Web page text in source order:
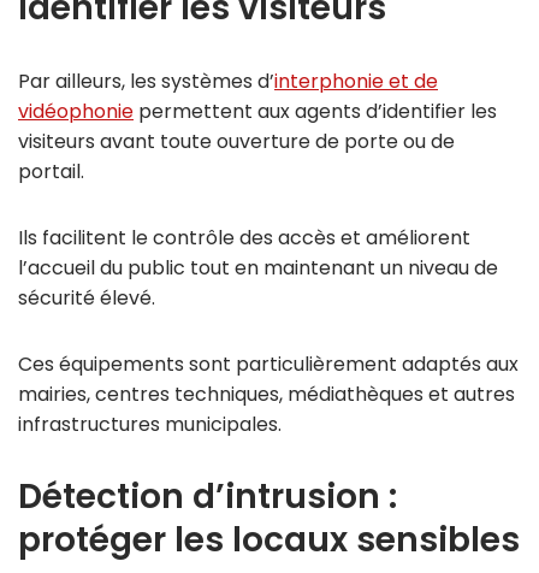
Par ailleurs, les systèmes d’interphonie et de
vidéophonie permettent aux agents d’identifier les
visiteurs avant toute ouverture de porte ou de
portail.
Ils facilitent le contrôle des accès et améliorent
l’accueil du public tout en maintenant un niveau de
sécurité élevé.
Ces équipements sont particulièrement adaptés aux
mairies, centres techniques, médiathèques et autres
infrastructures municipales.
Détection d’intrusion :
protéger les locaux sensibles